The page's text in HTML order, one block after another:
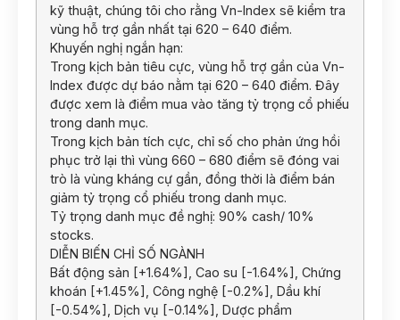
kỹ thuật, chúng tôi cho rằng Vn-Index sẽ kiểm tra
vùng hỗ trợ gần nhất tại 620 – 640 điểm.
Khuyến nghị ngắn hạn:
Trong kịch bản tiêu cực, vùng hỗ trợ gần của Vn-
Index được dự báo nằm tại 620 – 640 điểm. Đây
được xem là điểm mua vào tăng tỷ trọng cổ phiếu
trong danh mục.
Trong kịch bản tích cực, chỉ số cho phản ứng hồi
phục trở lại thì vùng 660 – 680 điểm sẽ đóng vai
trò là vùng kháng cự gần, đồng thời là điểm bán
giảm tỷ trọng cổ phiếu trong danh mục.
Tỷ trọng danh mục đề nghị: 90% cash/ 10%
stocks.
DIỄN BIẾN CHỈ SỐ NGÀNH
Bất động sản [+1.64%], Cao su [-1.64%], Chứng
khoán [+1.45%], Công nghệ [-0.2%], Dầu khí
[-0.54%], Dịch vụ [-0.14%], Dược phẩm